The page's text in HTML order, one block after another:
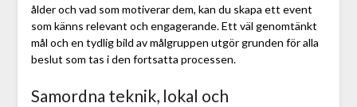
ålder och vad som motiverar dem, kan du skapa ett event
som känns relevant och engagerande. Ett väl genomtänkt
mål och en tydlig bild av målgruppen utgör grunden för alla
beslut som tas i den fortsatta processen.
Samordna teknik, lokal och